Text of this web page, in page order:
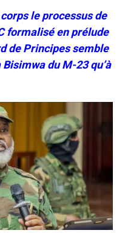
le processus de
formalisé en prélude
de Principes semble
du M-23 qu’à